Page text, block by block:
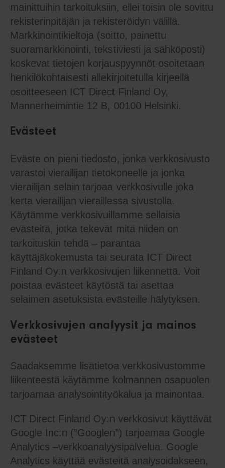
mainittuihin tarkoituksiin, ellei toisin ole sovittu
rekisterinpitäjän ja rekisteröidyn välillä.
Markkinointikieltoja (soitto, painettu
suoramarkkinointi, tekstiviesti ja sähköposti)
koskevat tietojen korjauspyynnöt osoitetaan
henkilökohtaisesti allekirjoitetulla kirjeellä
osoitteeseen ICT Direct Finland Oy,
Mannerheimintie 12 B, 00100 Helsinki.
Evästeet
Eväste on pieni tiedosto, jonka verkkosivusto
varastoi vierailijan tietokoneelle ja jonka
vierailijan selain tarjoaa verkkosivulle joka
kerta vierailijan vieraillessa sivustolla.
Käytämme verkkosivuillamme sellaisia
evästeitä, jotka tekevät mitä niiden on
tarkoituskin tehdä – parantaa
käyttäjäkokemusta tai seurata ICT Direct
Finland Oy:n verkkosivujen liikennettä. Voit
poistaa evästeet käytöstä tai asettaa
selaimen asetuksista evästeille hälytyksen.
Verkkosivujen analyysit ja mainos
evästeet
Saadaksemme lisätietoa verkkosivustomme
liikenteestä käytämme kolmannen osapuolen
tarjoamaa analysointityökalua ja mainontaa.
ICT Direct Finland Oy:n verkkosivut käyttävät
Google Inc:n (”Googlen”) tarjoamaa Google
Analytics –verkkoanalyysipalvelua. Google
Analytics käyttää evästeitä analysoidakseen,